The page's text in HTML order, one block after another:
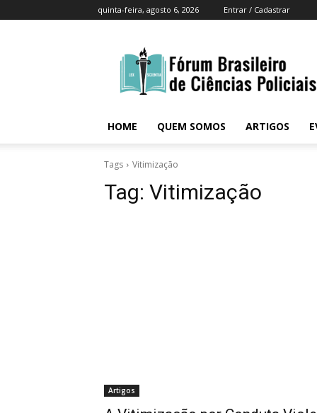
quinta-feira, agosto 6, 2026 Entrar / Cadastrar
Brasileiro
Ciências
Policiais
HOME
QUEM SOMOS ARTIGOS
Tags Vitimização
Tag: Vitimização
Artigos